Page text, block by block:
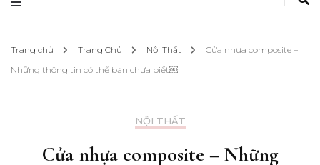
Trang chủ Trang Chủ Nội Thất
Cửa nhựa composite –
Những thông tin có thể bạn chưa biết￼
NỘI THẤT
Cửa nhựa composite – Những